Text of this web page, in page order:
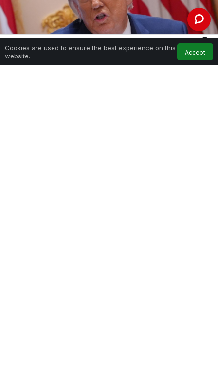
Cookies are used to ensure the best experience on this
website.
Accept
Home Notifications